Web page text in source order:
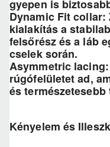
gyepen is
Dynamic Fit
kialakítás a
felsőrész és a láb
cselek során.
Asymmetric
rúgófelületet ad,
és
Kényelem és